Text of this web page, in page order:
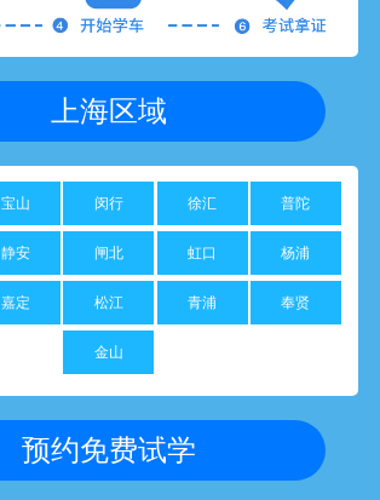
上海区域
宝山 闵行 徐汇 普陀
静安 闸北 虹口 杨浦
嘉定 松江 青浦 奉贤
金山
预约免费试学